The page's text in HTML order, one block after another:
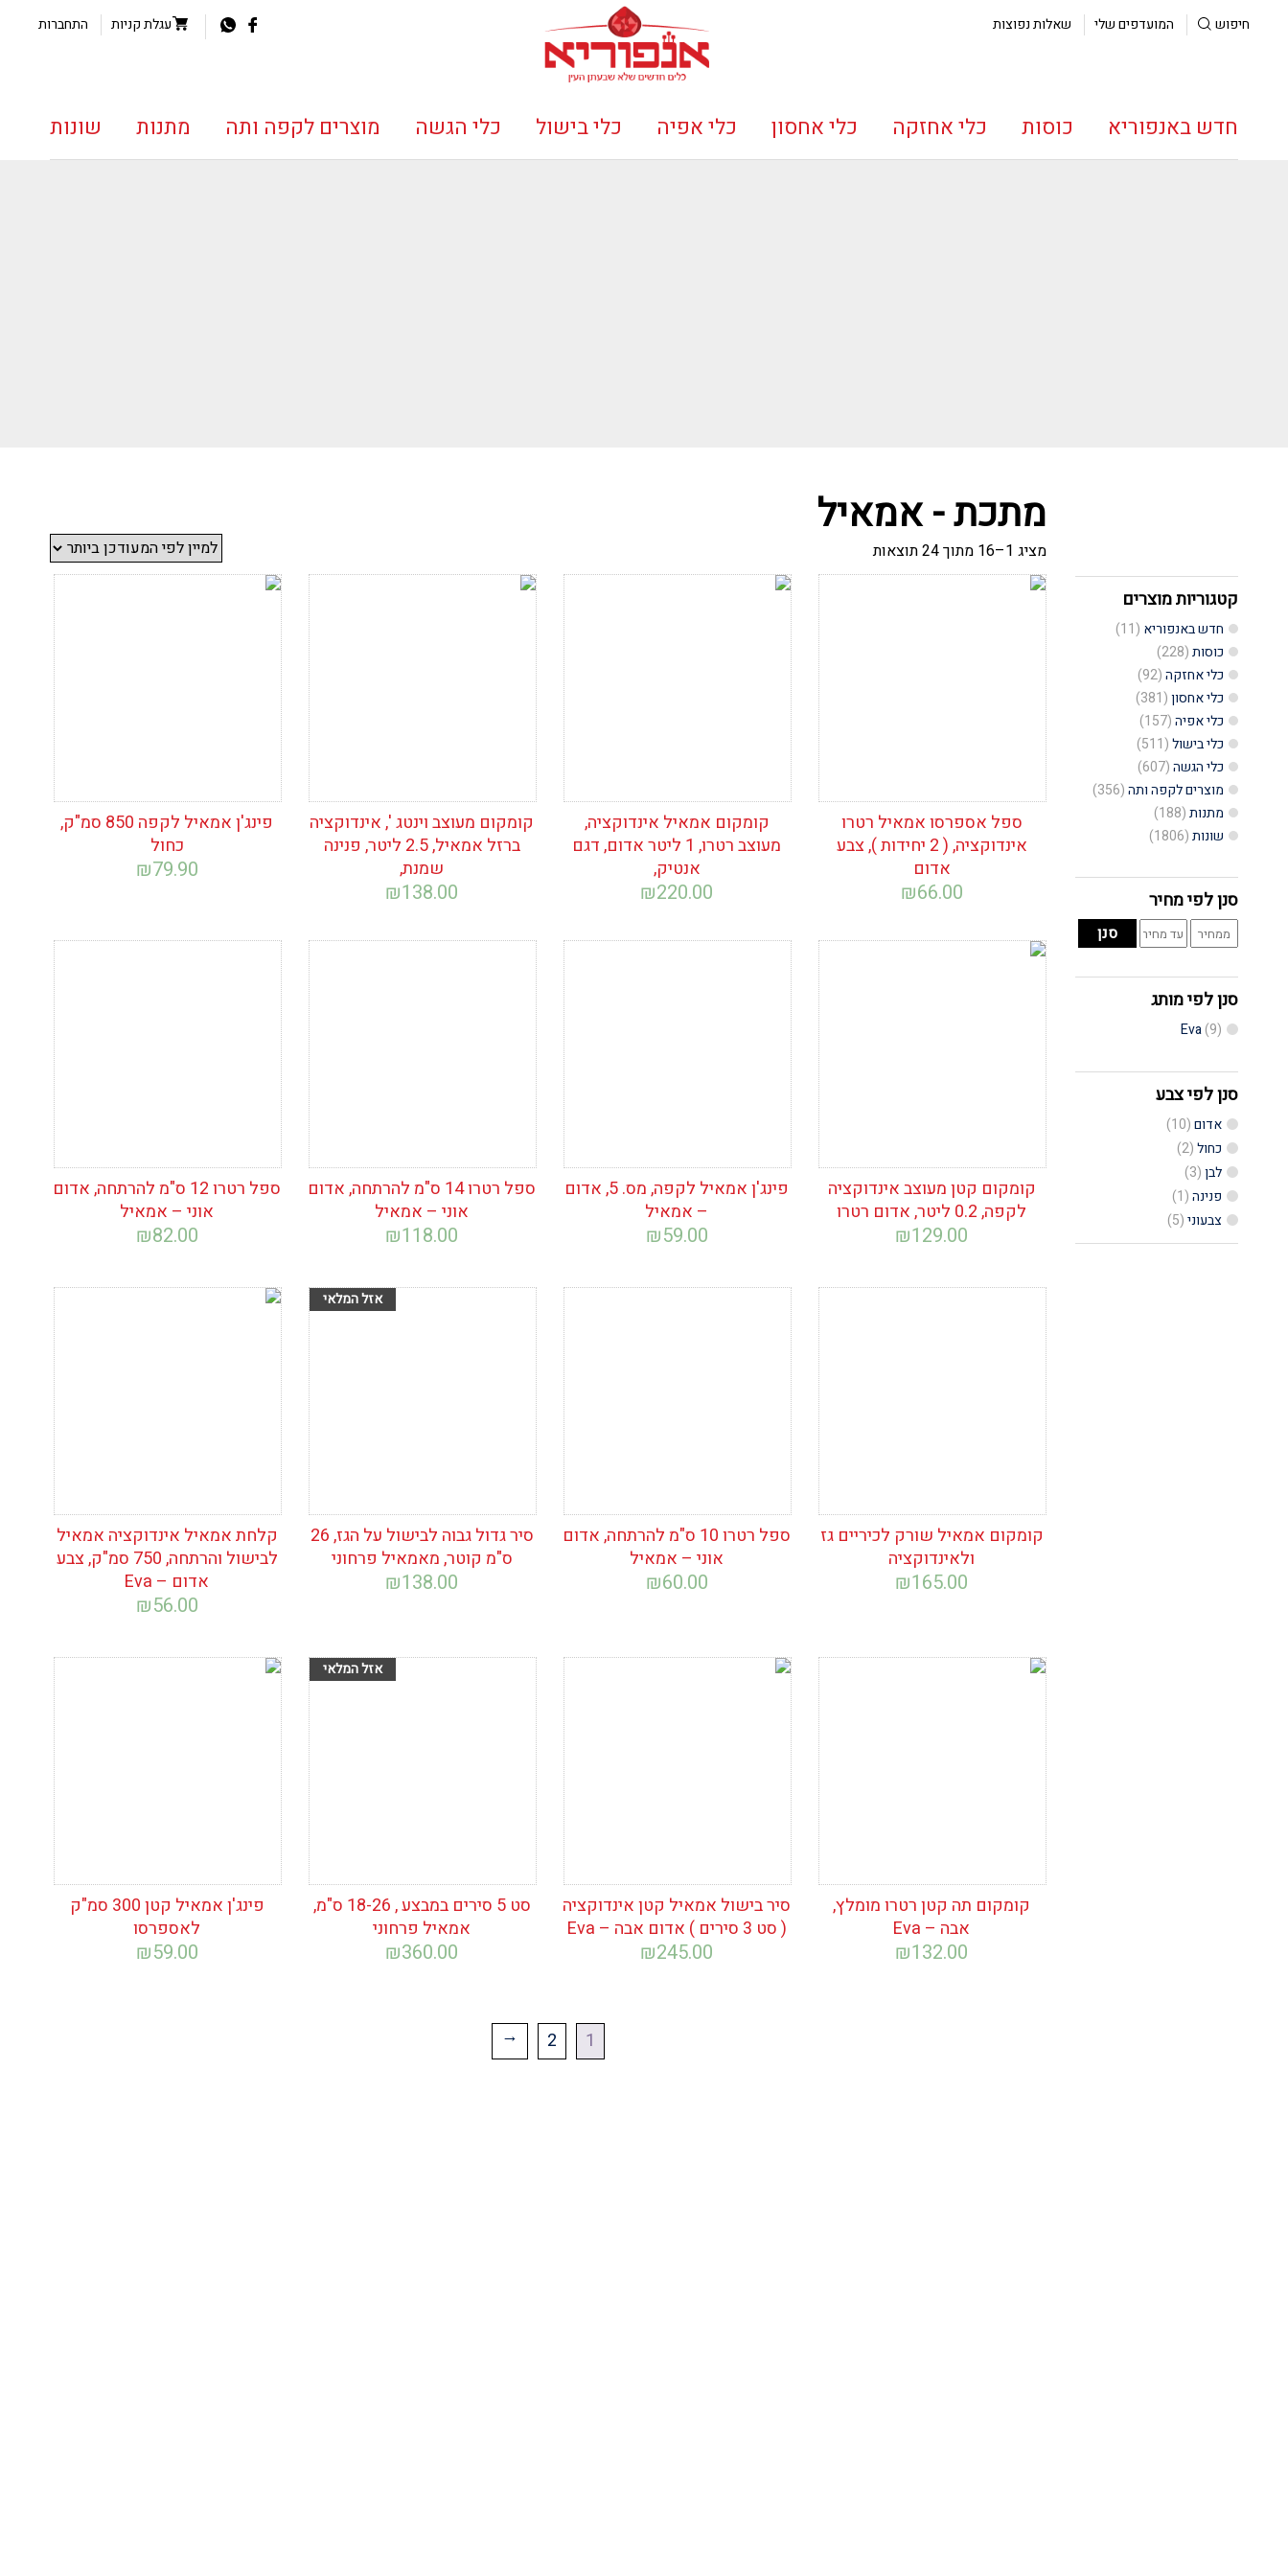
חיפוש המועדפים שלי שאלות נפוצות עגלת קניות התחברות
חדש באנפוריא כוסות כלי אחזקה כלי אחסון כלי אפיה כלי בישול כלי הגשה מוצרים לקפה ותה מתנות שונות
קטגוריות מוצרים
חדש באנפוריא (11)
כוסות(228)
כלי אחזקה(92)
כלי אחסון(381)
כלי אפיה(157)
כלי בישול(511)
כלי הגשה(607)
מוצרים לקפה ותה(356)
מתנות(188)
שונות(1806)
סנן לפי מחיר
מחיר
מינימלי
מחיר
מקסימלי
סנן
סנן לפי מותג
Eva(9)
סנן לפי צבע
אדום(10)
כחול(2)
לבן(3)
פנינה(1)
צבעוני(5)
מתכת - אמאיל
מציג 1–16 מתוך 24 תוצאות ממוין
הפריט
ספל אספרסו אמאיל רטרו
אינדוקציה, ( 2 יחידות ), צבע
אדום
₪66.00
קומקום אמאיל אינדוקציה,
מעוצב רטרו, 1 ליטר אדום, דגם
אנטיק,
₪220.00
קומקום מעוצב וינטג ', אינדוקציה
ברזל אמאיל, 2.5 ליטר, פנינה
שמנת,
₪138.00
פינג'ן אמאיל לקפה 850 סמ"ק,
כחול
₪79.90
קומקום קטן מעוצב אינדוקציה
לקפה, 0.2 ליטר, אדום רטרו
₪129.00
פינג'ן אמאיל לקפה, מס. 5, אדום
– אמאיל
₪59.00
ספל רטרו 14 ס"מ להרתחה, אדום
אוני – אמאיל
₪118.00
ספל רטרו 12 ס"מ להרתחה, אדום
אוני – אמאיל
₪82.00
קומקום אמאיל שורק לכיריים גז
ולאינדוקציה
₪165.00
ספל רטרו 10 ס"מ להרתחה, אדום
אוני – אמאיל
₪60.00
סיר גדול גבוה לבישול על הגז, 26
ס"מ קוטר, מאמאיל פרחוני
₪138.00
קלחת אמאיל אינדוקציה אמאיל
לבישול והרתחה, 750 סמ"ק, צבע
אדום – Eva
₪56.00
קומקום תה קטן רטרו מומלץ,
אבה – Eva
₪132.00
סיר בישול אמאיל קטן אינדוקציה
( סט 3 סירים ) אדום אבה – Eva
₪245.00
סט 5 סירים במבצע , 18-26 ס"מ,
אמאיל פרחוני
₪360.00
פינג'ן אמאיל קטן 300 סמ"ק
לאספרסו
₪59.00
1
2
←